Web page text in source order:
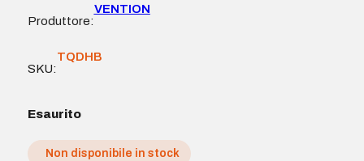
Produttore:
VENTION
SKU:
TQDHB
Esaurito
Non disponibile in stock